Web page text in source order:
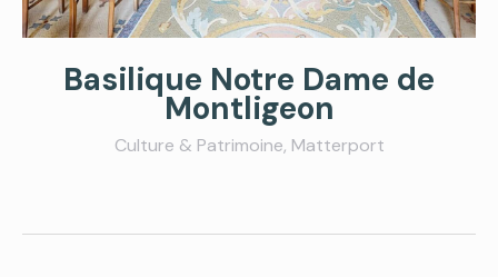
Basilique Notre Dame de
Montligeon
Culture & Patrimoine, Matterport